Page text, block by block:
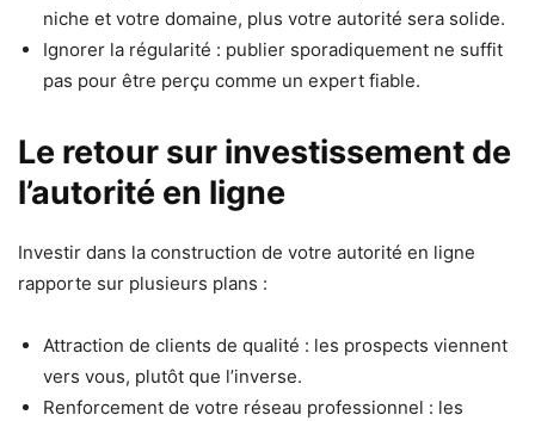
niche et votre domaine, plus votre autorité sera solide.
Ignorer la régularité : publier sporadiquement ne suffit
pas pour être perçu comme un expert fiable.
Le retour sur investissement de
l’autorité en ligne
Investir dans la construction de votre autorité en ligne
rapporte sur plusieurs plans :
Attraction de clients de qualité : les prospects viennent
vers vous, plutôt que l’inverse.
Renforcement de votre réseau professionnel : les